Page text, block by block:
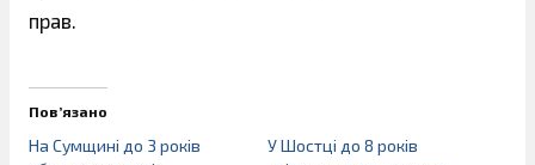
прав.
Пов’язано
На Сумщині до 3 років
У Шостці до 8 років